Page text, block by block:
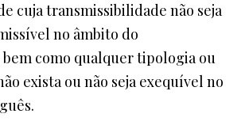
cuja transmissibilidade não seja
no âmbito do
como qualquer tipologia ou
exista ou não seja exequível no